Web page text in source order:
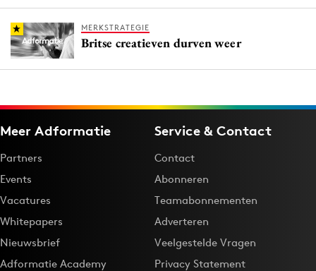
MERKSTRATEGIE
Britse creatieven durven weer
Meer Adformatie
Partners
Events
Vacatures
Whitepapers
Nieuwsbrief
Adformatie Academy
Service & Contact
Contact
Abonneren
Teamabonnementen
Adverteren
Veelgestelde Vragen
Privacy Statement